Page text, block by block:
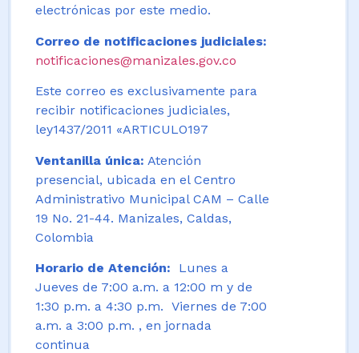
electrónicas por este medio.
Correo de notificaciones judiciales:
notificaciones@manizales.gov.co
Este correo es exclusivamente para
recibir notificaciones judiciales,
ley1437/2011 «ARTICULO197
Ventanilla única: Atención
presencial, ubicada en el Centro
Administrativo Municipal CAM – Calle
19 No. 21-44. Manizales, Caldas,
Colombia
Horario de Atención:
Lunes a
Jueves de 7:00 a.m. a 12:00 m y de
1:30 p.m. a 4:30 p.m. Viernes de 7:00
a.m. a 3:00 p.m. , en jornada
continua